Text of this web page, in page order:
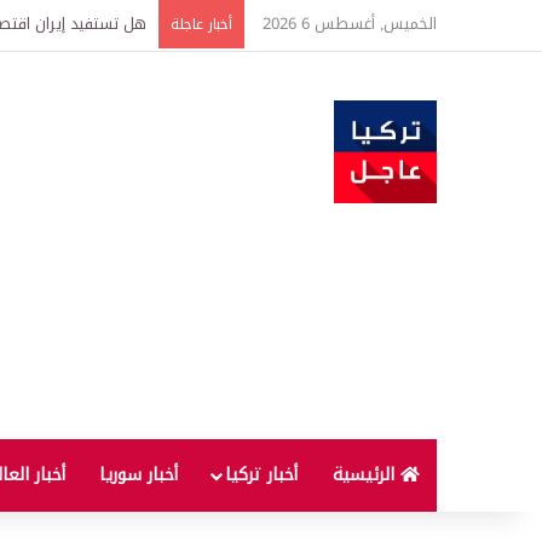
الخميس, أغسطس 6 2026 أخبار عاجلة هل تستفيد إيران
الرئيسية أخبار تركيا أخبار سوريا أخبار